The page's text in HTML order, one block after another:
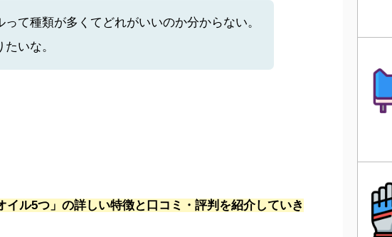
て種類が多くてどれがいいのか分からない。
いな。
イル5つ」の詳しい特徴と口コミ・評判を紹介していき